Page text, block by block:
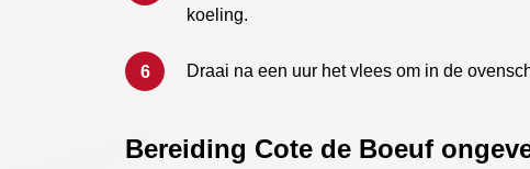
koeling.
Draai na een uur het vlees om in de
Bereiding Cote de Boeuf